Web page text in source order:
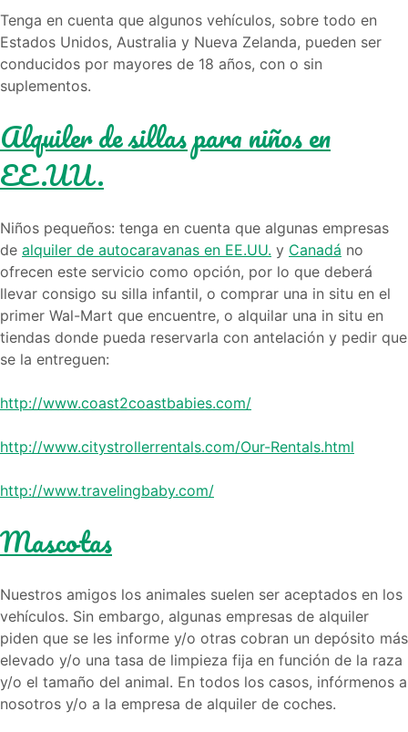
Tenga en cuenta que algunos vehículos, sobre todo en
Estados Unidos, Australia y Nueva Zelanda, pueden ser
conducidos por mayores de 18 años, con o sin
suplementos.
Alquiler de sillas para niños en
EE.UU.
Niños pequeños: tenga en cuenta que algunas empresas
de alquiler de autocaravanas en EE.UU. y Canadá no
ofrecen este servicio como opción, por lo que deberá
llevar consigo su silla infantil, o comprar una in situ en el
primer Wal-Mart que encuentre, o alquilar una in situ en
tiendas donde pueda reservarla con antelación y pedir que
se la entreguen:
http://www.coast2coastbabies.com/
http://www.citystrollerrentals.com/Our-Rentals.html
http://www.travelingbaby.com/
Mascotas
Nuestros amigos los animales suelen ser aceptados en los
vehículos. Sin embargo, algunas empresas de alquiler
piden que se les informe y/o otras cobran un depósito más
elevado y/o una tasa de limpieza fija en función de la raza
y/o el tamaño del animal. En todos los casos, infórmenos a
nosotros y/o a la empresa de alquiler de coches.